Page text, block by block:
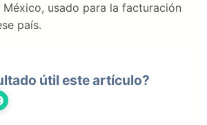
usado para la facturación
país.
útil este artículo?